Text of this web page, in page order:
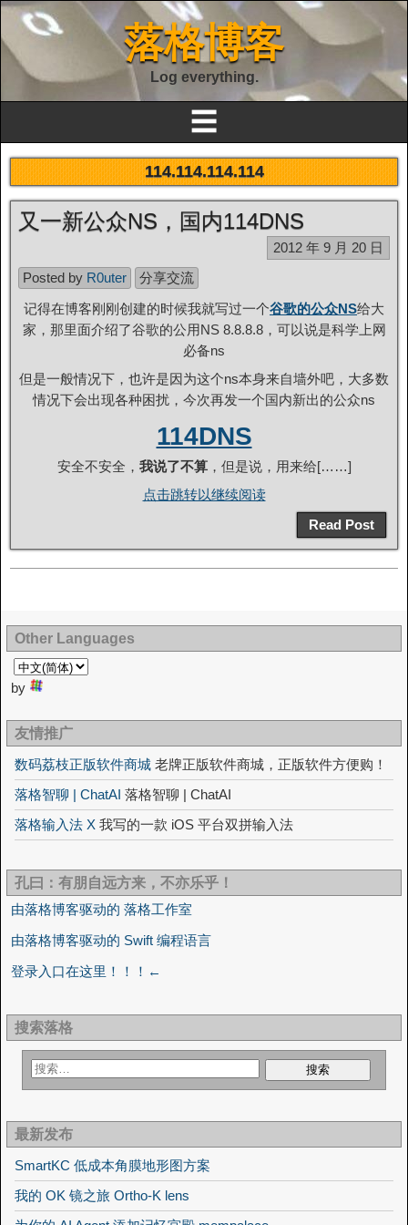
落格博客
Log everything.
☰
114.114.114.114
又一新公众NS，国内114DNS
2012 年 9 月 20 日
Posted by R0uter
分享交流
记得在博客刚刚创建的时候我就写过一个谷歌的公众NS给大
家，那里面介绍了谷歌的公用NS 8.8.8.8，可以说是科学上网
必备ns
但是一般情况下，也许是因为这个ns本身来自墙外吧，大多数
情况下会出现各种困扰，今次再发一个国内新出的公众ns
114DNS
安全不安全， 我说了不算，但是说，用来给[……]
点击跳转以继续阅读
Read Post
Other Languages
by
友情推广
数码荔枝正版软件商城 老牌正版软件商城，正版软件方便购！
落格智聊 | ChatAI 落格智聊 | ChatAI
落格输入法 X 我写的一款 iOS 平台双拼输入法
孔曰：有朋自远方来，不亦乐乎！
由落格博客驱动的 落格工作室
由落格博客驱动的 Swift 编程语言
登录入口在这里！！！←
搜索落格
最新发布
SmartKC 低成本角膜地形图方案
我的 OK 镜之旅 Ortho-K lens